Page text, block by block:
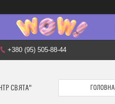
+380 (95) 505-88-44
СВЯТА" ГОЛОВНА